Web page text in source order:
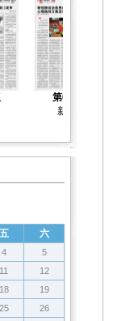
第04版
新闻
五 六
4
5
11
12
18
19
25
26